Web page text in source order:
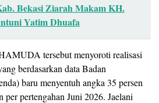
Bekasi Ziarah Makam KH.
Yatim Dhuafa
tersebut menyoroti realisasi
berdasarkan data Badan
baru menyentuh angka 35 persen
per pertengahan Juni 2026. Jaelani